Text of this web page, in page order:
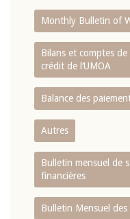
Monthly Bulletin of
Bilans et comptes
crédit de l‘UMOA
Balance des
Autres
Bulletin mensuel de
financières
Bulletin Mensuel